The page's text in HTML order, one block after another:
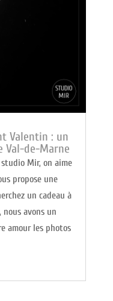
Valentin : un
Val-de-Marne
Mir, on aime
propose une
un cadeau à
avons un
amour les photos